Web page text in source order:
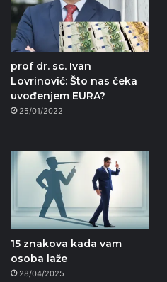
prof dr. sc. Ivan
Lovrinović: Što nas čeka
uvođenjem EURA?
25/01/2022
15 znakova kada vam
osoba laže
28/04/2025